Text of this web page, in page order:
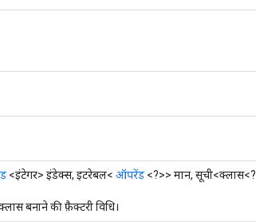
<इंटेगर> इंडेक्स, इटरेबल< ऑपरेंड <?>> मान, सूची<क्लास<?
बनाने की फ़ैक्टरी विधि।